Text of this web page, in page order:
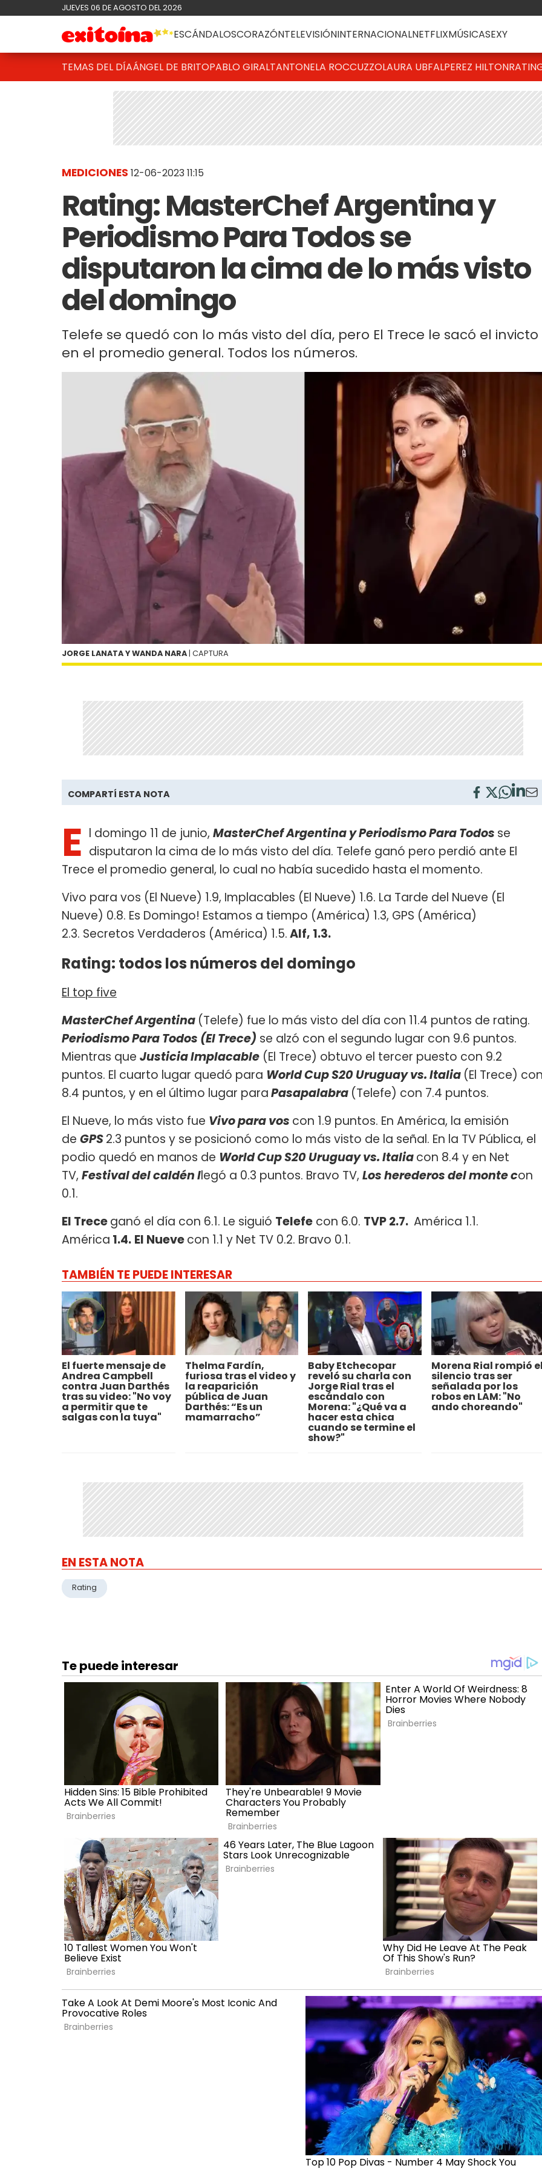
JUEVES 06 DE AGOSTO DEL 2026
ESCÁNDALOSCORAZÓNTELEVISIÓNINTERNACIONALNETFLIXMÚSICASEXY
TEMAS DEL DÍAÁNGEL DE BRITOPABLO GIRALTANTONELA ROCCUZZOLAURA UBFALPEREZ HILTON
MEDICIONES 12-06-2023 11:15
Rating: MasterChef Argentina y
Periodismo Para Todos se
disputaron la cima de lo más visto
del domingo
Telefe se quedó con lo más visto del día, pero El Trece le sacó el invicto
en el promedio general. Todos los números.
JORGE LANATA Y WANDA NARA | CAPTURA
COMPARTÍ ESTA NOTA
E l domingo 11 de junio, MasterChef Argentina y Periodismo Para Todos se
disputaron la cima de lo más visto del día. Telefe ganó pero perdió ante El
Trece el promedio general, lo cual no había sucedido hasta el momento.
Vivo para vos (El Nueve) 1.9, Implacables (El Nueve) 1.6. La Tarde del Nueve (El
Nueve) 0.8. Es Domingo! Estamos a tiempo (América) 1.3, GPS (América)
2.3. Secretos Verdaderos (América) 1.5.Alf, 1.3.
Rating: todos los números del domingo
El top five
MasterChef Argentina (Telefe) fue lo más visto del día con 11.4 puntos de rating.
Periodismo Para Todos (El Trece) se alzó con el segundo lugar con 9.6 puntos.
Mientras que Justicia Implacable (El Trece) obtuvo el tercer puesto con 9.2
puntos. El cuarto lugar quedó para World Cup S20 Uruguay vs. Italia (El Trece)
8.4 puntos, y en el último lugar paraPasapalabra (Telefe) con 7.4 puntos.
El Nueve, lo más visto fue Vivo para vos con 1.9 puntos. En América, la emisión
de GPS2.3 puntos y se posicionó como lo más visto de la señal. En la TV Pública, el
podio quedó en manos de World Cup S20 Uruguay vs. Italiacon 8.4 y en Net
TV, Festival del caldén llegó a 0.3 puntos. Bravo TV, Los herederos del monte con
0.1.
El Treceganó el día con 6.1. Le siguió Telefe con 6.0. TVP 2.7. América 1.1.
América 1.4. El Nuevecon 1.1 y Net TV 0.2. Bravo 0.1.
TAMBIÉN TE PUEDE INTERESAR
El fuerte mensaje de
Andrea Campbell
contra Juan Darthés
tras su video: "No voy
a permitir que te
salgas con la tuya"
Thelma Fardín,
furiosa tras el video y
la reaparición
pública de Juan
Darthés: “Es un
mamarracho”
Baby Etchecopar
reveló su charla con
Jorge Rial tras el
escándalo con
Morena: "¿Qué va a
hacer esta chica
cuando se termine el
show?"
Morena Rial rompió
silencio tras ser
señalada por los
robos en LAM: "No
ando choreando"
EN ESTA NOTA
Rating